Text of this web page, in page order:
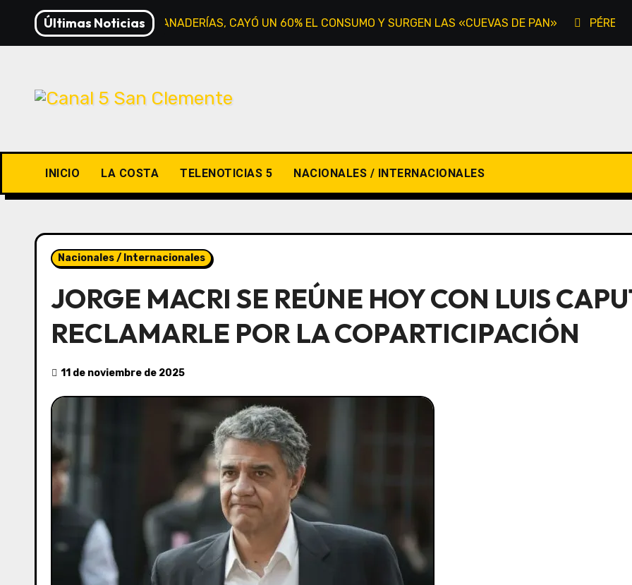
contenido
Últimas Noticias
CERRARON 3 MIL PANADERÍAS, CAYÓ UN 60% EL CONSUMO Y SURGEN LAS «CUEVAS DE PAN» PÉREZ-
INICIO LA COSTA TELENOTICIAS 5 NACIONALES / INTERNACIONALES
Nacionales / Internacionales
JORGE MACRI SE REÚNE HOY CON LUIS
RECLAMARLE POR LA COPARTICIPACIÓN
11 de noviembre de 2025